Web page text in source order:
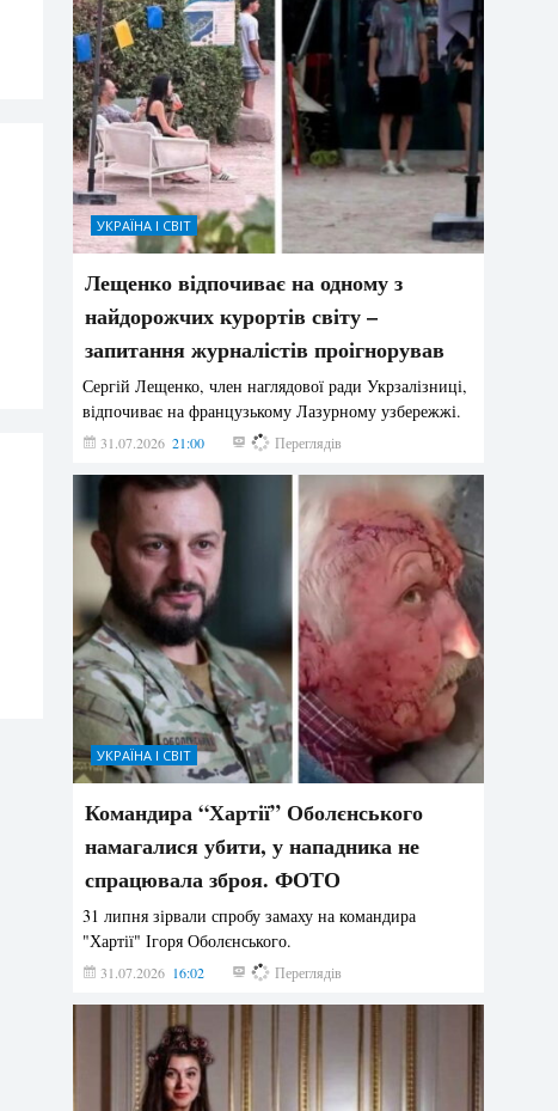
УКРАЇНА І СВІТ
Лещенко відпочиває на одному з
найдорожчих курортів світу –
запитання журналістів проігнорував
Сергій Лещенко, член наглядової ради Укрзалізниці,
відпочиває на французькому Лазурному узбережжі.
31.07.2026 21:00 206 Переглядів
УКРАЇНА І СВІТ
Командира “Хартії” Оболєнського
намагалися убити, у нападника не
спрацювала зброя. ФОТО
31 липня зірвали спробу замаху на командира
"Хартії" Ігоря Оболєнського.
31.07.2026 16:02 190 Переглядів